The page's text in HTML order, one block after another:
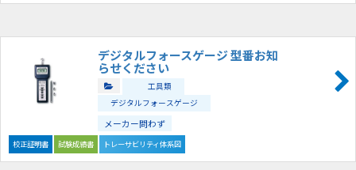
デジタルフォースゲージ 型番お知
らせください
工具類
デジタルフォースゲージ
メーカー問わず
校正証明書 試験成績書 トレーサビリティ体系図